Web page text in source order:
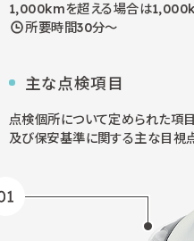
1,000kmを超える場合は
所要時間30分～
主な点検項目
点検個所について定められた項目
及び保安基準に関する主な目視